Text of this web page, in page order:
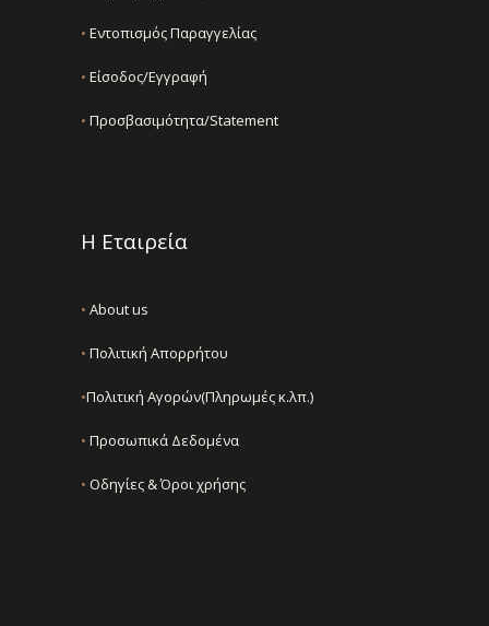
• Εντοπισμός Παραγγελίας
• Είσοδος/Εγγραφή
• Προσβασιμότητα/Statement
Η Εταιρεία
• About us
• Πολιτική Απορρήτου
•Πολιτική Αγορών(Πληρωμές κ.λπ.)
• Προσωπικά Δεδομένα
• Οδηγίες & Όροι χρήσης